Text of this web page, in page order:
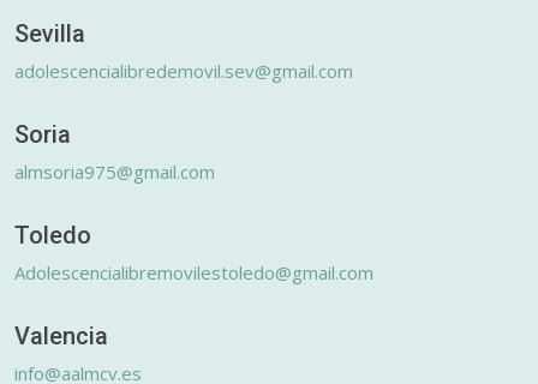
Sevilla
adolescencialibredemovil.sev@gmail.com
Soria
almsoria975@gmail.com
Toledo
Adolescencialibremovilestoledo@gmail.com
Valencia
info@aalmcv.es